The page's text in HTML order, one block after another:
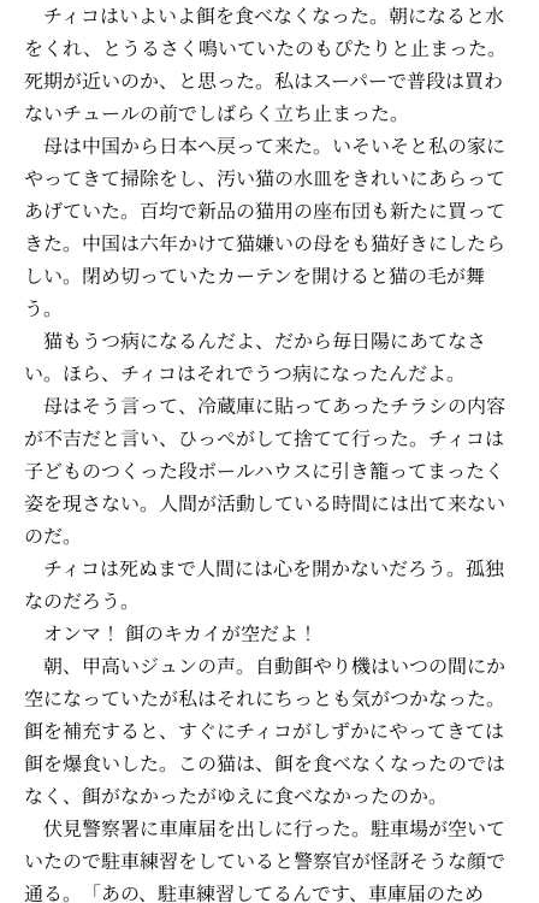
チィコはいよいよ餌を食べなくなった。朝になると水
をくれ、とうるさく鳴いていたのもぴたりと止まった。
死期が近いのか、と思った。私はスーパーで普段は買わ
ないチュールの前でしばらく立ち止まった。
母は中国から日本へ戻って来た。いそいそと私の家に
やってきて掃除をし、汚い猫の水皿をきれいにあらって
あげていた。百均で新品の猫用の座布団も新たに買って
きた。中国は六年かけて猫嫌いの母をも猫好きにしたら
しい。閉め切っていたカーテンを開けると猫の毛が舞
う。
猫もうつ病になるんだよ、だから毎日陽にあてなさ
い。ほら、チィコはそれでうつ病になったんだよ。
母はそう言って、冷蔵庫に貼ってあったチラシの内容
が不吉だと言い、ひっぺがして捨てて行った。チィコは
子どものつくった段ボールハウスに引き籠ってまったく
姿を現さない。人間が活動している時間には出て来ない
のだ。
チィコは死ぬまで人間には心を開かないだろう。孤独
なのだろう。
オンマ！ 餌のキカイが空だよ！
朝、甲高いジュンの声。自動餌やり機はいつの間にか
空になっていたが私はそれにちっとも気がつかなった。
餌を補充すると、すぐにチィコがしずかにやってきては
餌を爆食いした。この猫は、餌を食べなくなったのでは
なく、餌がなかったがゆえに食べなかったのか。
伏見警察署に車庫届を出しに行った。駐車場が空いて
いたので駐車練習をしていると警察官が怪訝そうな顔で
通る。「あの、駐車練習してるんです、車庫届のため